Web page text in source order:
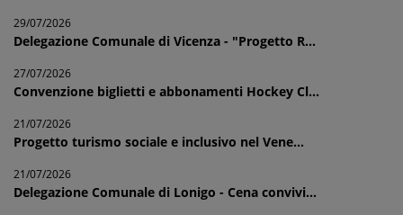
29/07/2026
Delegazione Comunale di Vicenza - "Progetto R...
27/07/2026
Convenzione biglietti e abbonamenti Hockey Cl...
21/07/2026
Progetto turismo sociale e inclusivo nel Vene...
21/07/2026
Delegazione Comunale di Lonigo - Cena convivi...